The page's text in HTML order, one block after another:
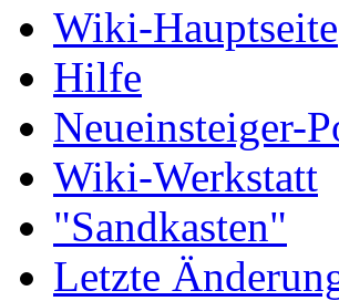
Wiki-Hauptseite
Hilfe
Neueinsteiger-
Wiki-Werkstatt
"Sandkasten"
Letzte